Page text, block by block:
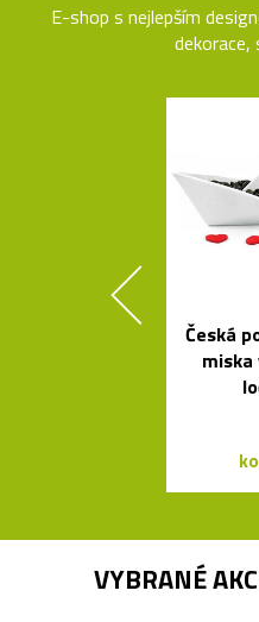
E-shop s nejlepším
dekorace,
Česká
VYBRANÉ